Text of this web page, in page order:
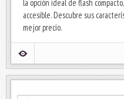
la opción ideal de flash
accesible. Descubre sus
mejor precio.